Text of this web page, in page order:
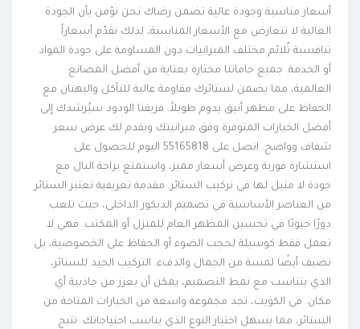
أسعار مناسبة وجودة عالية تضمن رضاك نحن نؤمن بأن الجودة
العالية لا تتعارض مع الأسعار المناسبة، لذلك نقدّم أسعاراً
تنافسية تُلائم مختلف الميزانيات دون المساومة على جودة المواد
أو الخدمة. جميع خاماتنا مختارة بعناية من أفضل المصانع
العالمية، مما يضمن لستائرك مقاومة عالية للتآكل والبهتان مع
الحفاظ على مظهر أنيق يدوم طويلاً. فريقنا الودود سيُرشدك إلى
أفضل الخيارات المتوفرة وفق ميزانيتك ويقدم لك عرض سعر
شفاف وواضح. اتصل على 55165818 اليوم للحصول على
استشارة فورية وعرض أسعار مميز، واستمتع براحة البال مع
جودة لا مثيل لها في تركيب الستائر. مقدمة تعريفية تعتبر الستائر
من العناصر الأساسية في تصميم الديكور الداخلي، حيث تلعب
دورًا حيويًا في تحسين المظهر العام للمنزل أو المكتب. فهي لا
تعمل فقط كوسيلة لحجب الضوء أو الحفاظ على الخصوصية، بل
تضيف أيضًا لمسة من الجمال والدفء. التركيب الجيد للستائر،
الذي يتناسب مع نمط التصميم، يمكن أن يعزز من جاذبية أي
مكان. في الكويت، تجد مجموعة واسعة من الخيارات المتاحة من
الستائر، مما يسهل اختيار النوع الذي يناسب احتياجاتك. تتيح